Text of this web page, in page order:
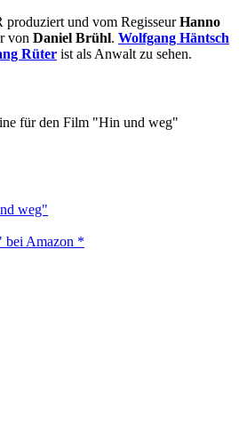
und vom RegisseurHanno
von Daniel Brühl. Wolfgang Häntsch
Rüter ist als Anwalt zu sehen.
für den Film "Hin und weg"
weg"
Amazon *